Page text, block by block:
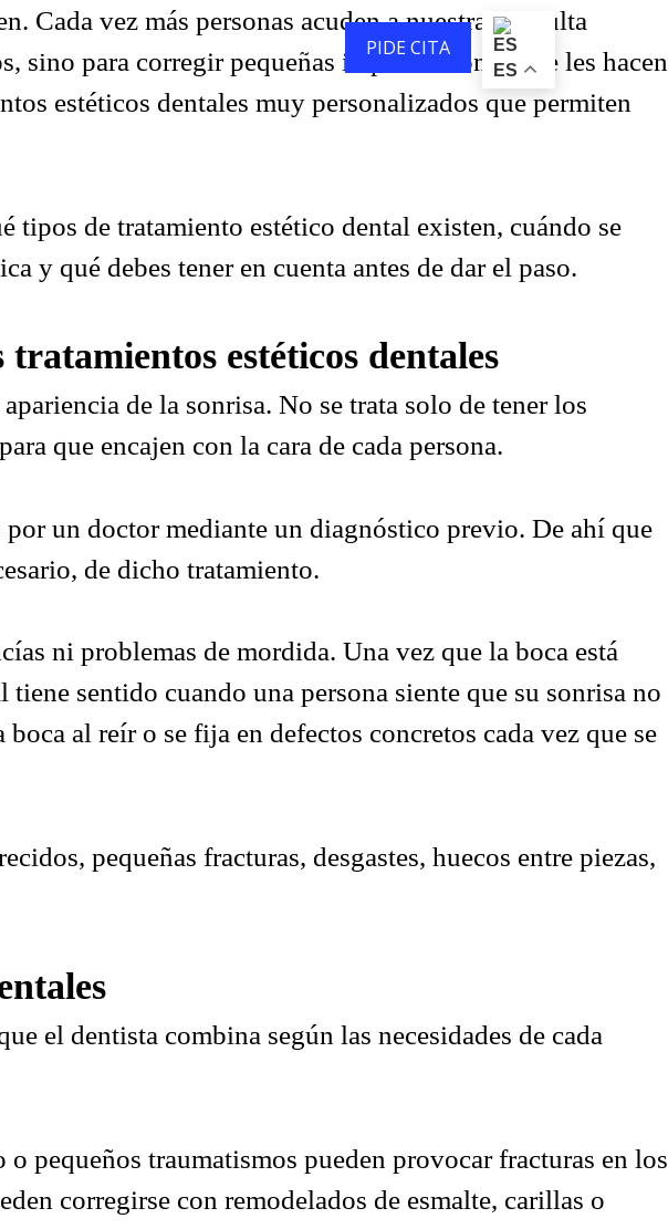
CONTACTO PIDE CITA
ES
Cada vez más personas acuden a nuestra consulta
sino para corregir pequeñas imperfecciones que les hacen
estéticos dentales muy personalizados que permiten
tipos de tratamiento estético dental existen, cuándo se
y qué debes tener en cuenta antes de dar el paso.
estéticos dentales
de la sonrisa. No se trata solo de tener los
que encajen con la cara de cada persona.
un doctor mediante un diagnóstico previo. De ahí que
de dicho tratamiento.
ni problemas de mordida. Una vez que la boca está
sentido cuando una persona siente que su sonrisa no
al reír o se fija en defectos concretos cada vez que se
pequeñas fracturas, desgastes, huecos entre piezas,
el dentista combina según las necesidades de cada
pequeños traumatismos pueden provocar fracturas en los
corregirse con remodelados de esmalte, carillas o